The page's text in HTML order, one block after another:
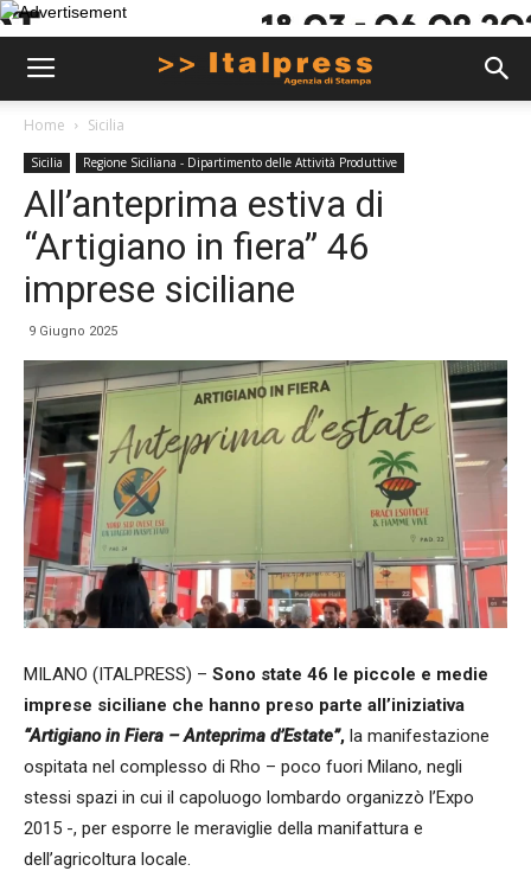
Home Sicilia
Sicilia Regione Siciliana - Dipartimento delle Attività Produttive
All’anteprima estiva di
“Artigiano in fiera” 46
imprese siciliane
9 Giugno 2025
MILANO (ITALPRESS) – Sono state 46 le piccole e medie
imprese siciliane che hanno preso parte all’iniziativa
“Artigiano in Fiera – Anteprima d’Estate”, la manifestazione
ospitata nel complesso di Rho – poco fuori Milano, negli
stessi spazi in cui il capoluogo lombardo organizzò l’Expo
2015 -, per esporre le meraviglie della manifattura e
dell’agricoltura locale.